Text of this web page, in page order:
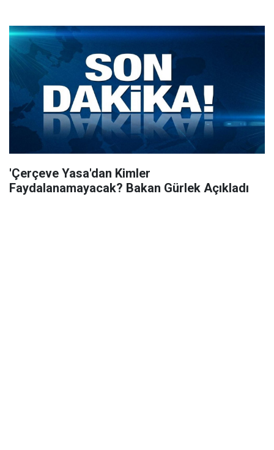
'Çerçeve Yasa'dan Kimler
Faydalanamayacak? Bakan Gürlek Açıkladı